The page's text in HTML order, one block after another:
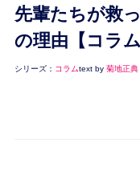
UEFA
ナショナルチー
高校サッカー
先輩たちが救
の理由【コラム
シリーズ： コラムtext by 菊地正